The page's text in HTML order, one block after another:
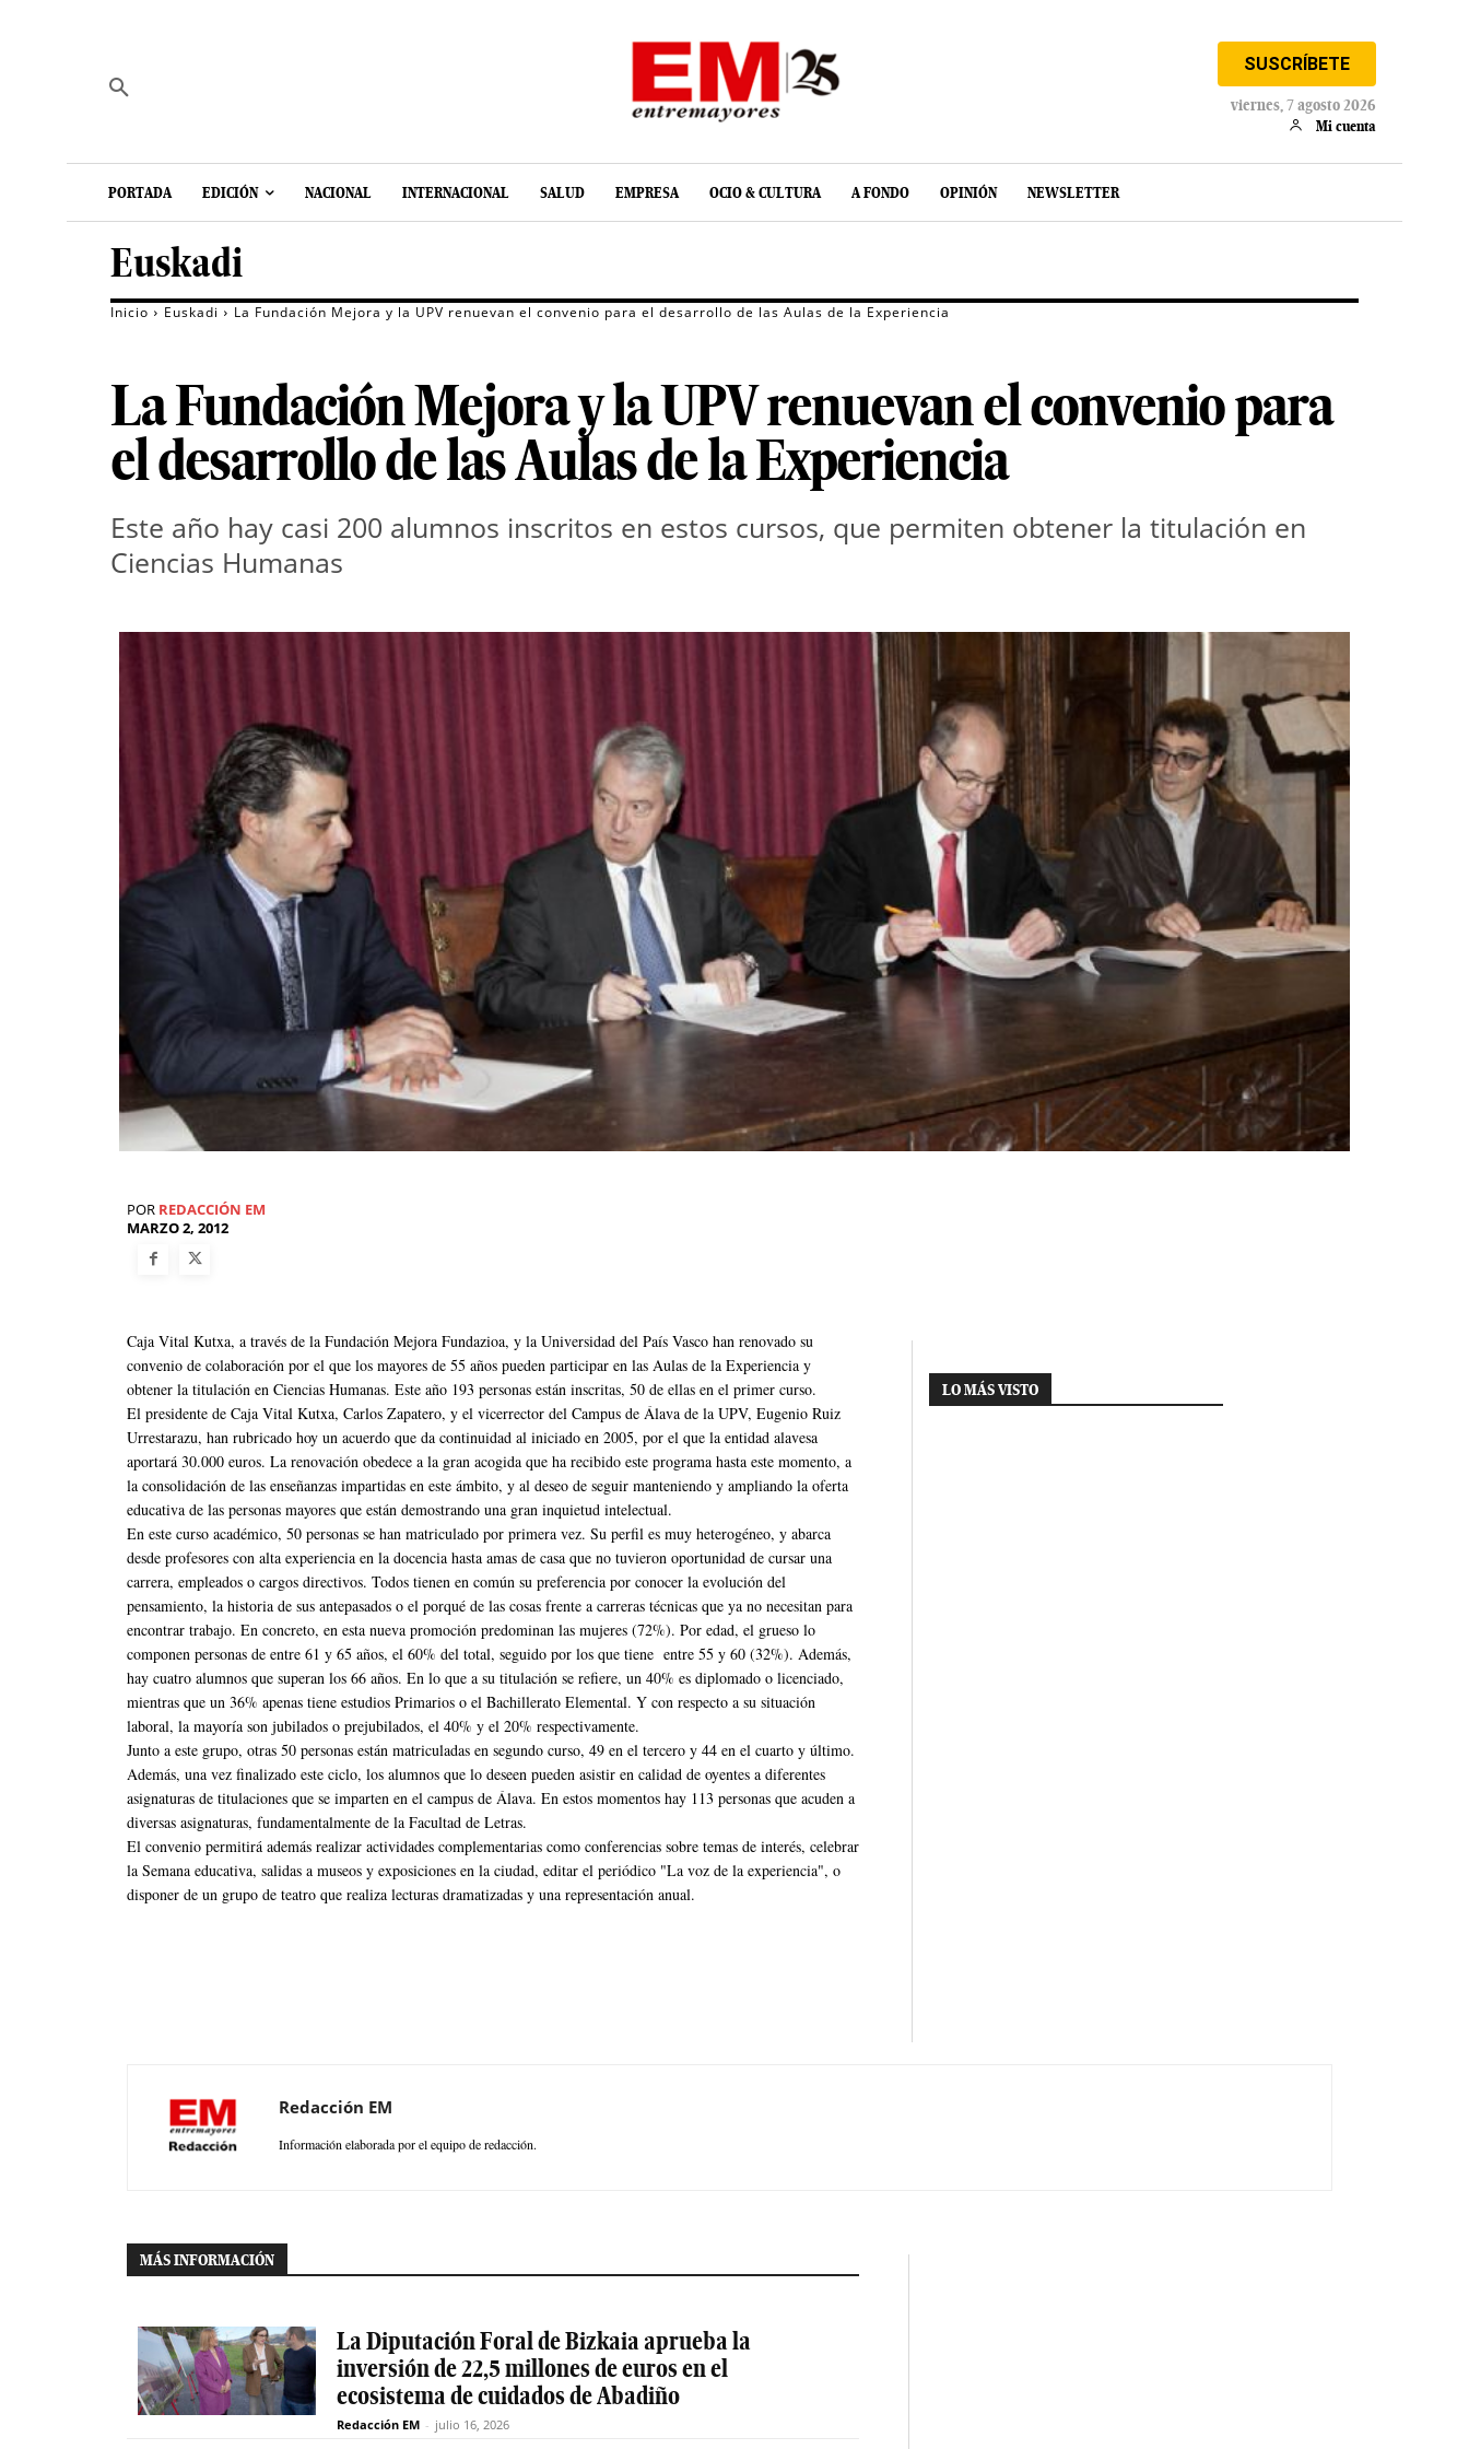
SUSCRÍBETE
viernes, 7 agosto 2026
Mi cuenta
PORTADA EDICIÓN NACIONAL INTERNACIONAL SALUD EMPRESA OCIO & CULTURA A FONDO OPINIÓN NEWSLETTER
Euskadi
Inicio Euskadi La Fundación Mejora y la UPV renuevan el convenio para el desarrollo de las Aulas de la Experiencia
La Fundación Mejora y la UPV renuevan el convenio para
el desarrollo de las Aulas de la Experiencia
Este año hay casi 200 alumnos inscritos en estos cursos, que permiten obtener la titulación en
Ciencias Humanas
POR REDACCIÓN EM
MARZO 2, 2012
Caja Vital Kutxa, a través de la Fundación Mejora Fundazioa, y la Universidad del País Vasco han renovado su
convenio de colaboración por el que los mayores de 55 años pueden participar en las Aulas de la Experiencia y
obtener la titulación en Ciencias Humanas. Este año 193 personas están inscritas, 50 de ellas en el primer curso.
El presidente de Caja Vital Kutxa, Carlos Zapatero, y el vicerrector del Campus de Álava de la UPV, Eugenio Ruiz
Urrestarazu, han rubricado hoy un acuerdo que da continuidad al iniciado en 2005, por el que la entidad alavesa
aportará 30.000 euros. La renovación obedece a la gran acogida que ha recibido este programa hasta este momento, a
la consolidación de las enseñanzas impartidas en este ámbito, y al deseo de seguir manteniendo y ampliando la oferta
educativa de las personas mayores que están demostrando una gran inquietud intelectual.
En este curso académico, 50 personas se han matriculado por primera vez. Su perfil es muy heterogéneo, y abarca
desde profesores con alta experiencia en la docencia hasta amas de casa que no tuvieron oportunidad de cursar una
carrera, empleados o cargos directivos. Todos tienen en común su preferencia por conocer la evolución del
pensamiento, la historia de sus antepasados o el porqué de las cosas frente a carreras técnicas que ya no necesitan para
encontrar trabajo. En concreto, en esta nueva promoción predominan las mujeres (72%). Por edad, el grueso lo
componen personas de entre 61 y 65 años, el 60% del total, seguido por los que tiene entre 55 y 60 (32%). Además,
hay cuatro alumnos que superan los 66 años. En lo que a su titulación se refiere, un 40% es diplomado o licenciado,
mientras que un 36% apenas tiene estudios Primarios o el Bachillerato Elemental. Y con respecto a su situación
laboral, la mayoría son jubilados o prejubilados, el 40% y el 20% respectivamente.
Junto a este grupo, otras 50 personas están matriculadas en segundo curso, 49 en el tercero y 44 en el cuarto y último.
Además, una vez finalizado este ciclo, los alumnos que lo deseen pueden asistir en calidad de oyentes a diferentes
asignaturas de titulaciones que se imparten en el campus de Álava. En estos momentos hay 113 personas que acuden a
diversas asignaturas, fundamentalmente de la Facultad de Letras.
El convenio permitirá además realizar actividades complementarias como conferencias sobre temas de interés, celebrar
la Semana educativa, salidas a museos y exposiciones en la ciudad, editar el periódico "La voz de la experiencia", o
disponer de un grupo de teatro que realiza lecturas dramatizadas y una representación anual.
LO MÁS VISTO
Redacción EM
Información elaborada por el equipo de redacción.
MÁS INFORMACIÓN
La Diputación Foral de Bizkaia aprueba la
inversión de 22,5 millones de euros en el
ecosistema de cuidados de Abadiño
Redacción EM - julio 16, 2026